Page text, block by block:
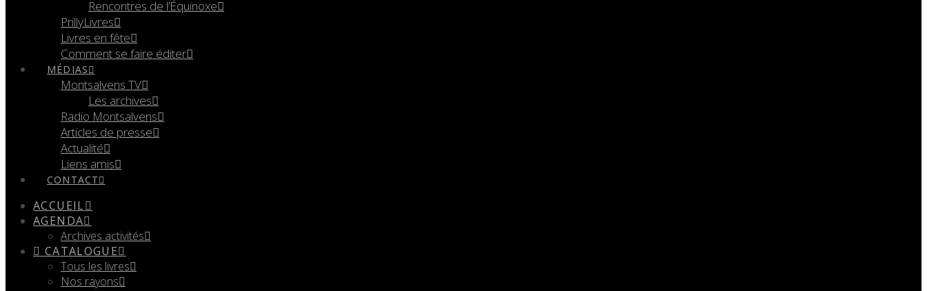
Rencontres de l’Équinoxe
PrillyLivres
Livres en fête
Comment se faire éditer
MÉDIAS
Montsalvens TV
Les archives
Radio Montsalvens
Articles de presse
Actualité
Liens amis
CONTACT
ACCUEIL
AGENDA
Archives activités
CATALOGUE
Tous les livres
Nos rayons